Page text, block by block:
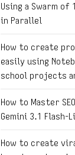
Using a Swarm of
in Parallel
How to create
easily using
school projects
How to Master
Gemini 3.1 Flash-
How to create